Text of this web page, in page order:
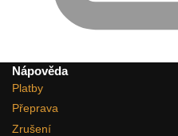
Nápověda
Platby
Přeprava
Zrušení